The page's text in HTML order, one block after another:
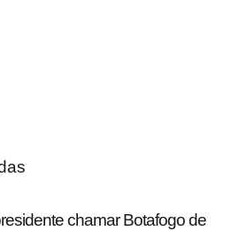
chamar Botafogo de